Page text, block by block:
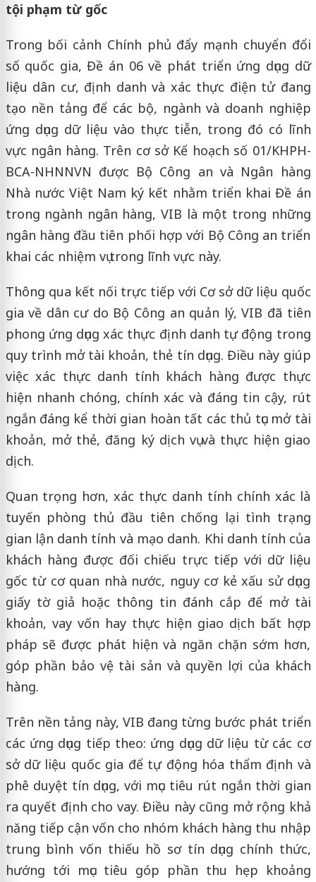
tội phạm từ gốc
Trong bối cảnh Chính phủ đẩy mạnh chuyển đổi
số quốc gia, Đề án 06 về phát triển ứng dụng dữ
liệu dân cư, định danh và xác thực điện tử đang
tạo nền tảng để các bộ, ngành và doanh nghiệp
ứng dụng dữ liệu vào thực tiễn, trong đó có lĩnh
vực ngân hàng. Trên cơ sở Kế hoạch số 01/KHPH-
BCA-NHNNVN được Bộ Công an và Ngân hàng
Nhà nước Việt Nam ký kết nhằm triển khai Đề án
trong ngành ngân hàng, VIB là một trong những
ngân hàng đầu tiên phối hợp với Bộ Công an triển
khai các nhiệm vụ trong lĩnh vực này.
Thông qua kết nối trực tiếp với Cơ sở dữ liệu quốc
gia về dân cư do Bộ Công an quản lý, VIB đã tiên
phong ứng dụng xác thực định danh tự động trong
quy trình mở tài khoản, thẻ tín dụng. Điều này giúp
việc xác thực danh tính khách hàng được thực
hiện nhanh chóng, chính xác và đáng tin cậy, rút
ngắn đáng kể thời gian hoàn tất các thủ tục mở tài
khoản, mở thẻ, đăng ký dịch vụ và thực hiện giao
dịch.
Quan trọng hơn, xác thực danh tính chính xác là
tuyến phòng thủ đầu tiên chống lại tình trạng
gian lận danh tính và mạo danh. Khi danh tính của
khách hàng được đối chiếu trực tiếp với dữ liệu
gốc từ cơ quan nhà nước, nguy cơ kẻ xấu sử dụng
giấy tờ giả hoặc thông tin đánh cắp để mở tài
khoản, vay vốn hay thực hiện giao dịch bất hợp
pháp sẽ được phát hiện và ngăn chặn sớm hơn,
góp phần bảo vệ tài sản và quyền lợi của khách
hàng.
Trên nền tảng này, VIB đang từng bước phát triển
các ứng dụng tiếp theo: ứng dụng dữ liệu từ các cơ
sở dữ liệu quốc gia để tự động hóa thẩm định và
phê duyệt tín dụng, với mục tiêu rút ngắn thời gian
ra quyết định cho vay. Điều này cũng mở rộng khả
năng tiếp cận vốn cho nhóm khách hàng thu nhập
trung bình vốn thiếu hồ sơ tín dụng chính thức,
hướng tới mục tiêu góp phần thu hẹp khoảng